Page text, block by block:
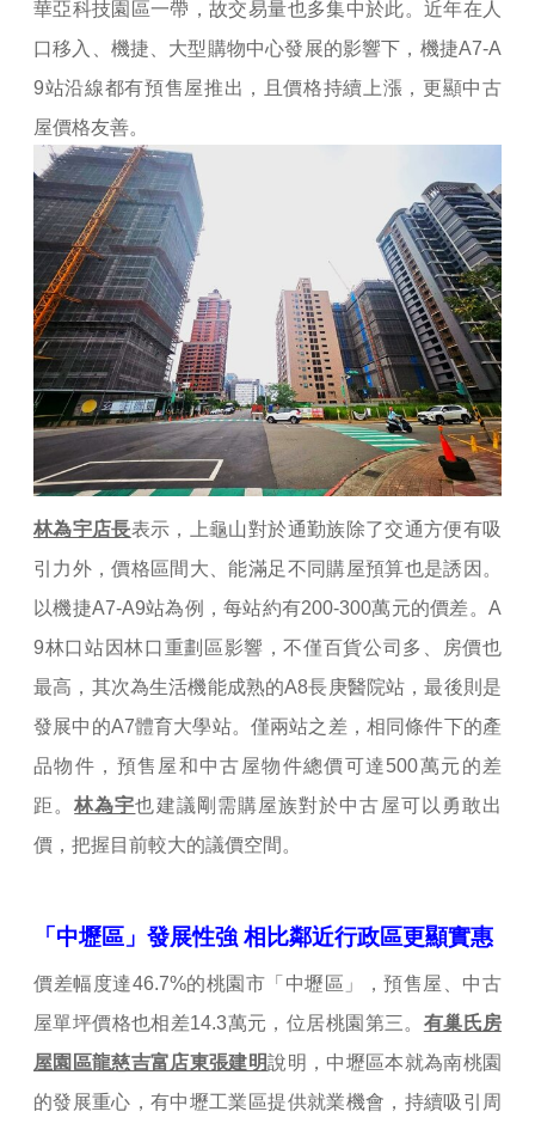
華亞科技園區一帶，故交易量也多集中於此。近年在人
口移入、機捷、大型購物中心發展的影響下，機捷A7-A
9站沿線都有預售屋推出，且價格持續上漲，更顯中古
屋價格友善。
林為宇店長表示，上龜山對於通勤族除了交通方便有吸
引力外，價格區間大、能滿足不同購屋預算也是誘因。
以機捷A7-A9站為例，每站約有200-300萬元的價差。A
9林口站因林口重劃區影響，不僅百貨公司多、房價也
最高，其次為生活機能成熟的A8長庚醫院站，最後則是
發展中的A7體育大學站。僅兩站之差，相同條件下的產
品物件，預售屋和中古屋物件總價可達500萬元的差
距。林為宇也建議剛需購屋族對於中古屋可以勇敢出
價，把握目前較大的議價空間。
「中壢區」發展性強 相比鄰近行政區更顯實惠
價差幅度達46.7%的桃園 市「中壢區」，預售屋、中古
屋單坪價格也相差14.3萬元，位居桃園第三。 有巢氏房
屋園區龍慈吉富店東張建明說明，中壢區本就為南桃園
的發展重心，有中壢工業區提供就業機會，持續吸引周